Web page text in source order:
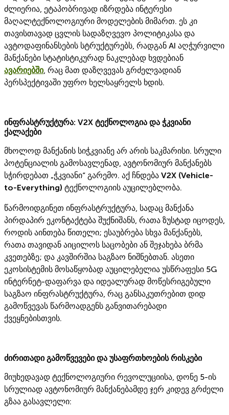
ძლიერია, ეტაპობრივად იზრდება ინტერესი
მაღალტექნოლოგიური მოდელების მიმართ. ეს კი
თავისთავად ცვლის სადაზღვევო პოლიტიკასა და
ავტოდაფინანსების სტრუქტურებს, რადგან AI აღჭურვილი
მანქანები სტატისტიკურად ნაკლებად ხვდებიან
ავარიებში, რაც მათ დაზღვევას გრძელვადიან
პერსპექტივაში უფრო ხელსაყრელს ხდის.
ინფრასტრუქტურა: V2X ტექნოლოგია და ჭკვიანი
ქალაქები
მხოლოდ მანქანის სიჭკვიანე არ არის საკმარისი. სრული
პოტენციალის გამოსავლენად, ავტონომიურ მანქანებს
სჭირდებათ „ჭკვიანი“ გარემო. აქ ჩნდება V2X (Vehicle-
to-Everything) ტექნოლოგიის აუცილებლობა.
წარმოიდგინეთ ინფრასტრუქტურა, სადაც მანქანა
პირდაპირ ეკონტაქტება შუქნიშანს, რათა ზუსტად იცოდეს,
როდის აინთება წითელი; ესაუბრება სხვა მანქანებს,
რათა თავიდან აიცილოს საცობები ან შეჯახება ბრმა
კვეთებზე; და კავშირშია საგზაო ნიშნებთან. ასეთი
ეკოსისტემის მოსაწყობად აუცილებელია უსწრაფესი 5G
ინტერნეტ-დაფარვა და იდეალურად მოწესრიგებული
საგზაო ინფრასტრუქტურა, რაც განსაკუთრებით დიდ
გამოწვევას წარმოადგენს განვითარებადი
ქვეყნებისთვის.
ძირითადი გამოწვევები და უსაფრთხოების რისკები
მიუხედავად ტექნოლოგიური რევოლუციისა, დონე 5-ის
სრულიად ავტონომიურ მანქანებამდე ჯერ კიდევ გრძელი
გზაა გასავლელი: